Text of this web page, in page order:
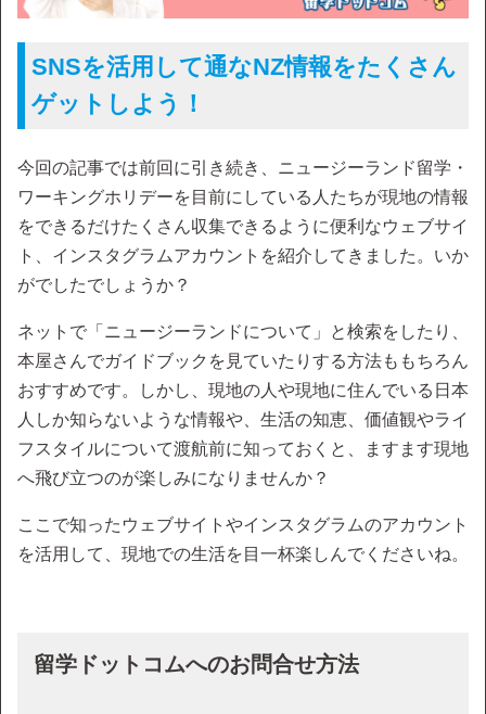
SNSを活用して通なNZ情報をたくさん
ゲットしよう！
今回の記事では前回に引き続き、ニュージーランド留学・
ワーキングホリデーを目前にしている人たちが現地の情報
をできるだけたくさん収集できるように便利なウェブサイ
ト、インスタグラムアカウントを紹介してきました。いか
がでしたでしょうか？
ネットで「ニュージーランドについて」と検索をしたり、
本屋さんでガイドブックを見ていたりする方法ももちろん
おすすめです。しかし、現地の人や現地に住んでいる日本
人しか知らないような情報や、生活の知恵、価値観やライ
フスタイルについて渡航前に知っておくと、ますます現地
へ飛び立つのが楽しみになりませんか？
ここで知ったウェブサイトやインスタグラムのアカウント
を活用して、現地での生活を目一杯楽しんでくださいね。
留学ドットコムへのお問合せ方法